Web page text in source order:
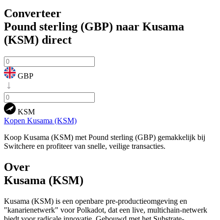
Converteer
Pound sterling (GBP) naar Kusama
(KSM) direct
GBP
KSM
Kopen Kusama (KSM)
Koop Kusama (KSM) met Pound sterling (GBP) gemakkelijk bij
Switchere en profiteer van snelle, veilige transacties.
Over
Kusama (KSM)
Kusama (KSM) is een openbare pre-productieomgeving en
"kanarienetwerk" voor Polkadot, dat een live, multichain-netwerk